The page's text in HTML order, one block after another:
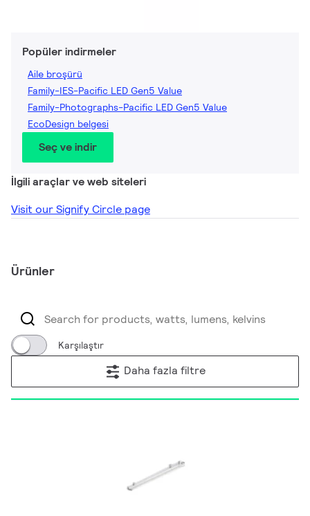
Popüler indirmeler
Aile broşürü
Family-IES-Pacific LED Gen5 Value
Family-Photographs-Pacific LED Gen5 Value
EcoDesign belgesi
Seç ve indir
İlgili araçlar ve web siteleri
Visit our Signify Circle page
Ürünler
Karşılaştır
Daha fazla filtre